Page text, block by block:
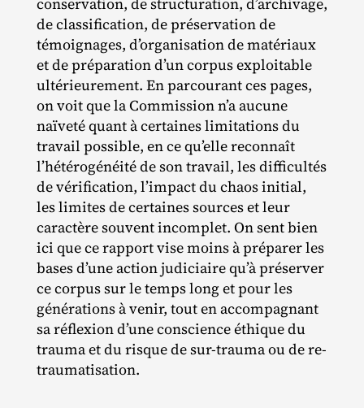
de classification, de préservation de
témoignages, d’organisation de matériaux
et de préparation d’un corpus exploitable
ultérieurement. En parcourant ces pages,
on voit que la Commission n’a aucune
naïveté quant à certaines limitations du
travail possible, en ce qu’elle reconnaît
l’hétérogénéité de son travail, les difficultés
de vérification, l’impact du chaos initial,
les limites de certaines sources et leur
caractère souvent incomplet. On sent bien
ici que ce rapport vise moins à préparer les
bases d’une action judiciaire qu’à préserver
ce corpus sur le temps long et pour les
générations à venir, tout en accompagnant
sa réflexion d’une conscience éthique du
trauma et du risque de sur‐​trauma ou de re‐
traumatisation.